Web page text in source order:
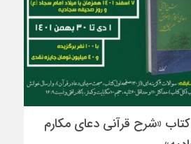
«شرح قرآنی دعای مکارم